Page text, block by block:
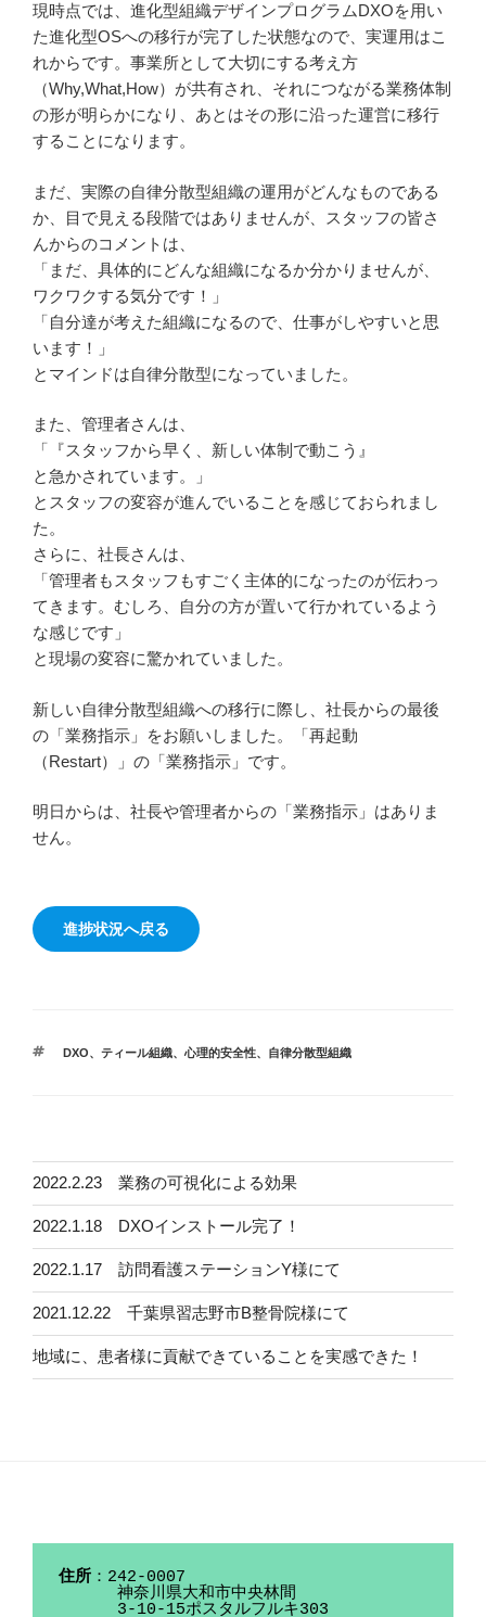
現時点では、進化型組織デザインプログラムDXOを用い
た進化型OSへの移行が完了した状態なので、実運用はこ
れからです。事業所として大切にする考え方
（Why,What,How）が共有され、それにつながる業務体制
の形が明らかになり、あとはその形に沿った運営に移行
することになります。
まだ、実際の自律分散型組織の運用がどんなものである
か、目で見える段階ではありませんが、スタッフの皆さ
んからのコメントは、
「まだ、具体的にどんな組織になるか分かりませんが、
ワクワクする気分です！」
「自分達が考えた組織になるので、仕事がしやすいと思
います！」
とマインドは自律分散型になっていました。
また、管理者さんは、
「『スタッフから早く、新しい体制で動こう』
と急かされています。」
とスタッフの変容が進んでいることを感じておられまし
た。
さらに、社長さんは、
「管理者もスタッフもすごく主体的になったのが伝わっ
てきます。むしろ、自分の方が置いて行かれているよう
な感じです」
と現場の変容に驚かれていました。
新しい自律分散型組織への移行に際し、社長からの最後
の「業務指示」をお願いしました。「再起動
（Restart）」の「業務指示」です。
明日からは、社長や管理者からの「業務指示」はありま
せん。
進捗状況へ戻る
タ
DXO、 ティール組織、 心理的安全性、 自律分散型組織
投
稿
ナ
ビ
ゲ
ー
シ
ョ
2022.2.23 業務の可視化による効果
2022.1.18 DXOインストール完了！
2022.1.17 訪問看護ステーションY様にて
2021.12.22 千葉県習志野市B整骨院様にて
地域に、患者様に貢献できていることを実感できた！
住所 ：242-0007